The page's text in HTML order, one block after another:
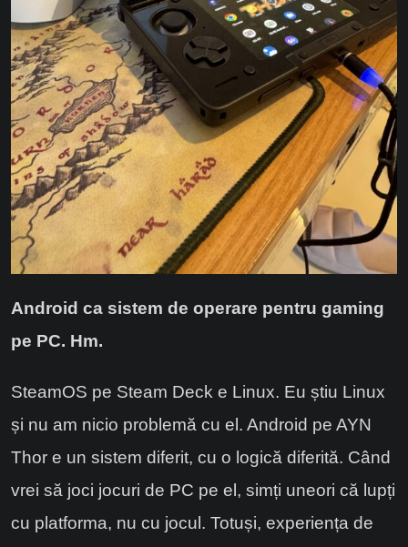
Android ca sistem de operare pentru gaming
pe PC. Hm.
SteamOS pe Steam Deck e Linux. Eu știu Linux
și nu am nicio problemă cu el. Android pe AYN
Thor e un sistem diferit, cu o logică diferită. Când
vrei să joci jocuri de PC pe el, simți uneori că lupți
cu platforma, nu cu jocul. Totuși, experiența de